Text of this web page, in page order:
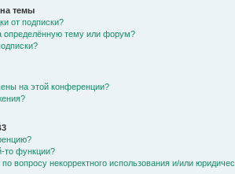
темы
от подписки?
определённую тему или форум?
на этой конференции?
то функции?
вопросу некорректного использования и/или